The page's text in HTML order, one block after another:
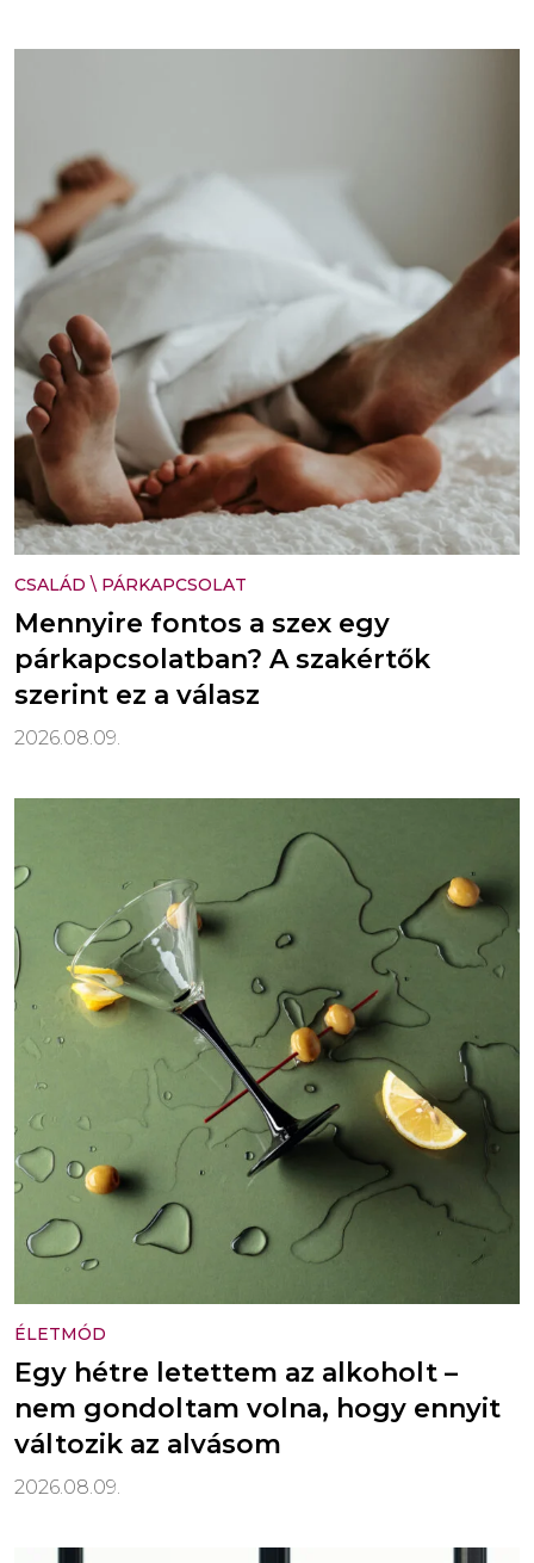
CSALÁD \ PÁRKAPCSOLAT
Mennyire fontos a szex egy
párkapcsolatban? A szakértők
szerint ez a válasz
2026.08.09.
ÉLETMÓD
Egy hétre letettem az alkoholt –
nem gondoltam volna, hogy ennyit
változik az alvásom
2026.08.09.